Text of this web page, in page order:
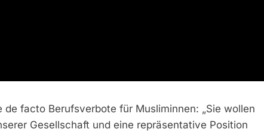
facto Berufsverbote für Musliminnen: „Sie wollen
Gesellschaft und eine repräsentative Position